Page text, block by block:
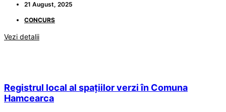
21 August, 2025
CONCURS
Vezi detalii
Registrul local al spațiilor verzi în Comuna
Hamcearca